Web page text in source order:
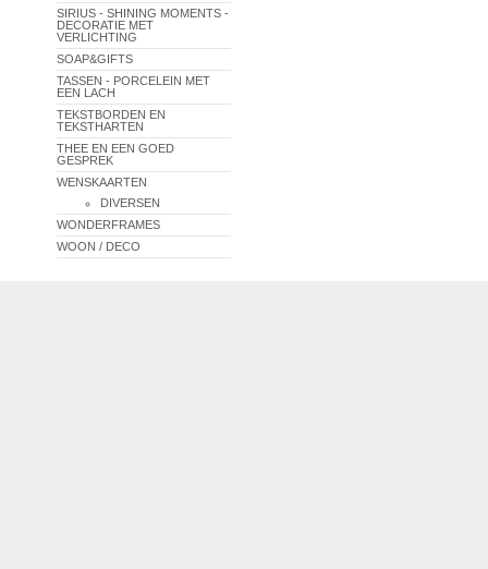
SIRIUS - SHINING MOMENTS -
DECORATIE MET
VERLICHTING
SOAP&GIFTS
TASSEN - PORCELEIN MET
EEN LACH
TEKSTBORDEN EN
TEKSTHARTEN
THEE EN EEN GOED
GESPREK
WENSKAARTEN
DIVERSEN
WONDERFRAMES
WOON / DECO